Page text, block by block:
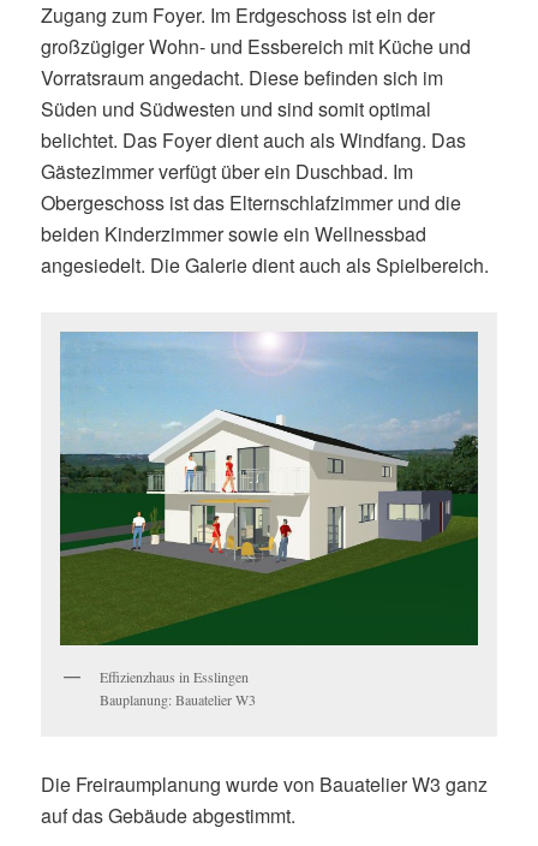
Zugang zum Foyer. Im Erdgeschoss ist ein der
großzügiger Wohn- und Essbereich mit Küche und
Vorratsraum angedacht. Diese befinden sich im
Süden und Südwesten und sind somit optimal
belichtet. Das Foyer dient auch als Windfang. Das
Gästezimmer verfügt über ein Duschbad. Im
Obergeschoss ist das Elternschlafzimmer und die
beiden Kinderzimmer sowie ein Wellnessbad
angesiedelt. Die Galerie dient auch als Spielbereich.
Effizienzhaus in Esslingen
Bauplanung: Bauatelier W3
Die Freiraumplanung wurde von Bauatelier W3 ganz
auf das Gebäude abgestimmt.